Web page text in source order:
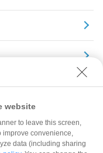
website
to leave this screen,
improve convenience,
data (including sharing